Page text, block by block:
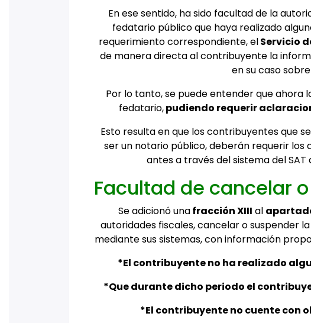
En ese sentido, ha sido facultad de la
fedatario público que haya realizado
requerimiento correspondiente, elServicio
de manera directa al contribuyente la
en su caso
Por lo tanto, se puede entender que
fedatario,pudiendo requerir
Esto resulta en que los contribuyentes que
ser un notario público, deberán requerir
antes a través del sistema del
Facultad de cancelar
Se adicionó unafracción XIII al
autoridades fiscales, cancelar o suspender la
mediante sus sistemas, con información
*El contribuyente no ha realizado
*Que durante dicho periodo el
*El contribuyente no cuente con